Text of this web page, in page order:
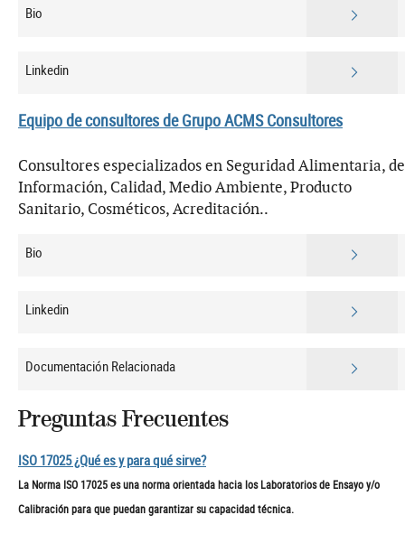
Bio
Linkedin
Equipo de consultores de Grupo ACMS Consultores
Consultores especializados en Seguridad Alimentaria, de
Información, Calidad, Medio Ambiente, Producto
Sanitario, Cosméticos, Acreditación..
Bio
Linkedin
Documentación Relacionada
Preguntas Frecuentes
ISO 17025 ¿Qué es y para qué sirve?
La Norma ISO 17025 es una norma orientada hacia los Laboratorios de Ensayo y/o
Calibración para que puedan garantizar su capacidad técnica.